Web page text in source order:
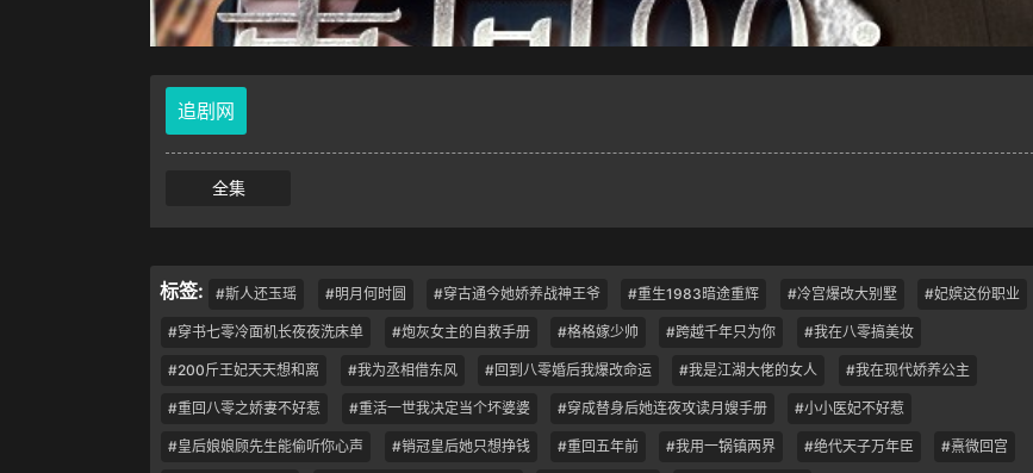
追剧网
全集
标签: #斯人还玉瑶 #明月何时圆 #穿古通今她娇养战神王爷 #重生1983暗途重辉 #冷宫爆改大别墅 #妃嫔这份职业
#穿书七零冷面机长夜夜洗床单 #炮灰女主的自救手册 #格格嫁少帅 #跨越千年只为你 #我在八零搞美妆
#200斤王妃天天想和离 #我为丞相借东风 #回到八零婚后我爆改命运 #我是江湖大佬的女人 #我在现代娇养公主
#重回八零之娇妻不好惹 #重活一世我决定当个坏婆婆 #穿成替身后她连夜攻读月嫂手册 #小小医妃不好惹
#皇后娘娘顾先生能偷听你心声 #销冠皇后她只想挣钱 #重回五年前 #我用一锅镇两界 #绝代天子万年臣 #熹微回宫